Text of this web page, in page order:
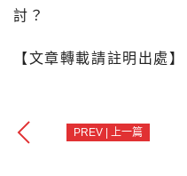
討？
【文章轉載請註明出處】
PREV | 上一篇